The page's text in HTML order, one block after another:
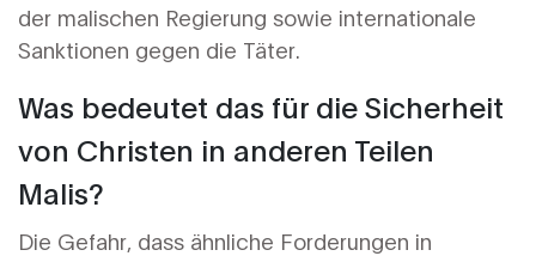
der malischen Regierung sowie internationale
Sanktionen gegen die Täter.
Was bedeutet das für die Sicherheit
von Christen in anderen Teilen
Malis?
Die Gefahr, dass ähnliche Forderungen in